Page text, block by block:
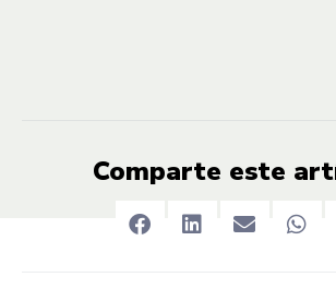
Comparte este